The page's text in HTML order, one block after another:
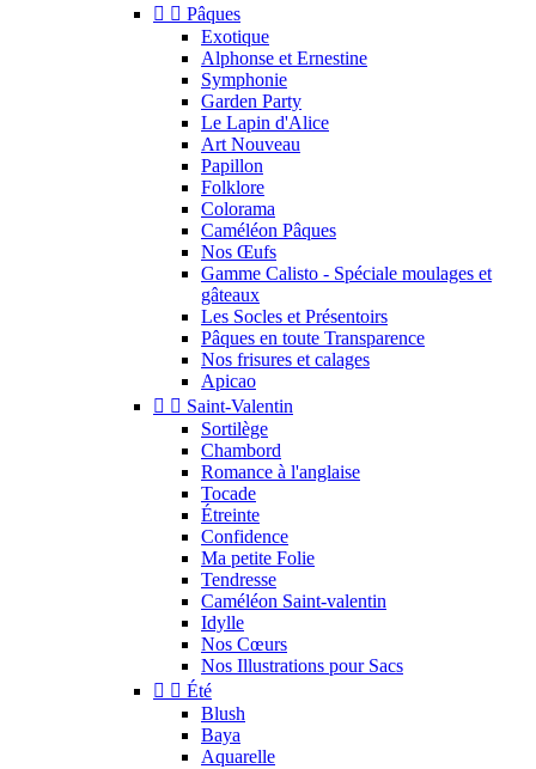
  Pâques
Exotique
Alphonse et Ernestine
Symphonie
Garden Party
Le Lapin d'Alice
Art Nouveau
Papillon
Folklore
Colorama
Caméléon Pâques
Nos Œufs
Gamme Calisto - Spéciale moulages et
gâteaux
Les Socles et Présentoirs
Pâques en toute Transparence
Nos frisures et calages
Apicao
  Saint-Valentin
Sortilège
Chambord
Romance à l'anglaise
Tocade
Étreinte
Confidence
Ma petite Folie
Tendresse
Caméléon Saint-valentin
Idylle
Nos Cœurs
Nos Illustrations pour Sacs
  Été
Blush
Baya
Aquarelle